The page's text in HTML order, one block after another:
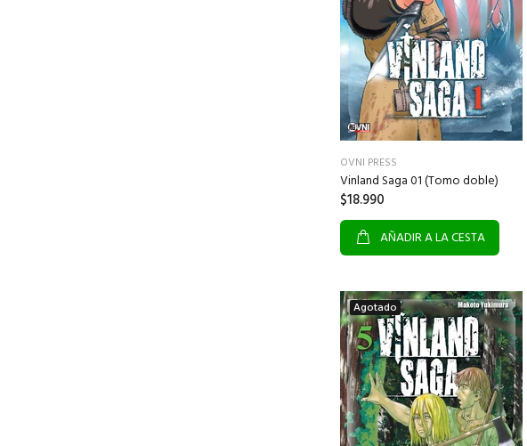
OVNI PRESS
Vinland Saga 01 (Tomo doble)
$18.990
AÑADIR A LA CESTA
Agotado